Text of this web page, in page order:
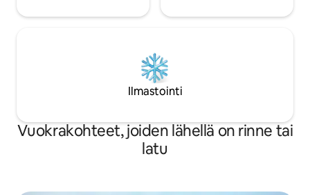
Ilmastointi
Vuokrakohteet, joiden lähellä on rinne tai
latu